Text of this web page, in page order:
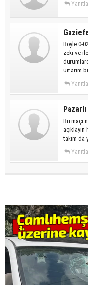
Yanıtla
Böyle 0-
zeki ve
umarım
Yanıtla
Pazarlı
Bu maçı
takım da
Yanıtla